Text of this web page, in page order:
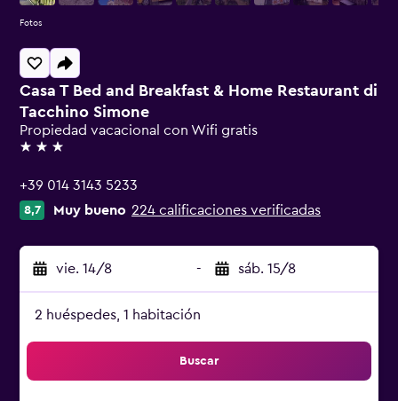
Casa T Bed and Breakfast & Home Restaurant di
Tacchino Simone
Propiedad vacacional con Wifi gratis
3 estrellas
+39 014 3143 5233
8,7 Muy bueno 224 calificaciones verificadas
vie. 14/8 - sáb. 15/8
2 huéspedes, 1 habitación
Buscar
Fotos